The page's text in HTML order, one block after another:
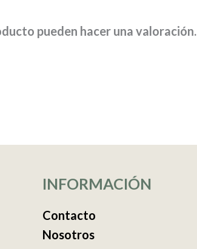
pueden hacer una valoración.
INFORMACIÓN
Contacto
Nosotros